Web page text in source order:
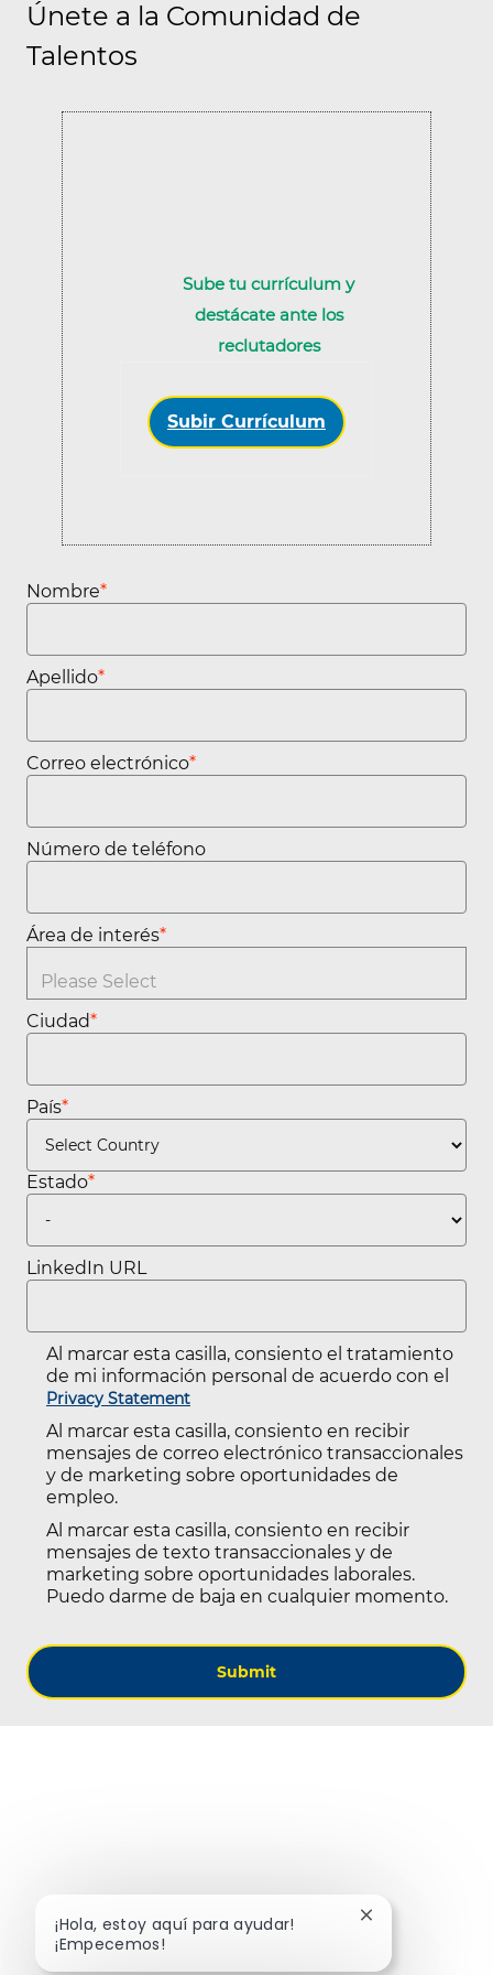
Únete a la Comunidad de
Talentos
Upload options
Sube tu currículum y
destácate ante los
reclutadores
Subir Currículum
Nombre*
Apellido*
Correo electrónico*
Número de teléfono
Área de interés*
Ciudad*
País*
Estado*
LinkedIn URL
Al marcar esta casilla, consiento el tratamiento
de mi información personal de acuerdo con el
Privacy Statement
Al marcar esta casilla, consiento en recibir
mensajes de correo electrónico transaccionales
y de marketing sobre oportunidades de
empleo.
Al marcar esta casilla, consiento en recibir
mensajes de texto transaccionales y de
marketing sobre oportunidades laborales.
Puedo darme de baja en cualquier momento.
Submit
¡Hola, estoy aquí para ayudar!
¡Empecemos!
Cerrar